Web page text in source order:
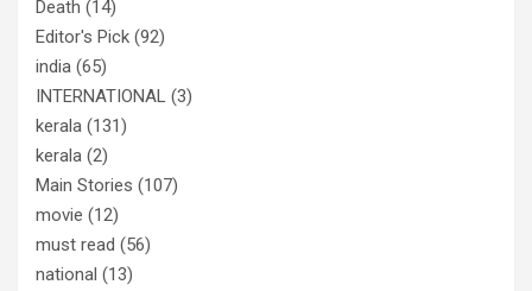
Death (14)
Editor's Pick (92)
india (65)
INTERNATIONAL (3)
kerala (131)
kerala (2)
Main Stories (107)
movie (12)
must read (56)
national (13)